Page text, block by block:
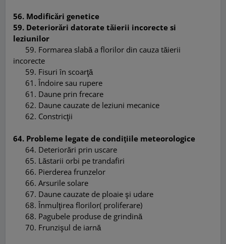
56. Modificări genetice
59. Deteriorări datorate tăierii incorecte si
leziunilor
59. Formarea slabă a florilor din cauza tăierii
incorecte
59. Fisuriîn scoarţă
61. Îndoire sau rupere
61. Daune prin frecare
62. Daune cauzate de leziuni mecanice
62. Constricţii
64. Probleme legate de condiţiile meteorologice
64. Deteriorări prin uscare
65. Lăstarii orbi pe trandafiri
66. Pierderea frunzelor
66. Arsurile solare
67. Daune cauzate de ploaie şi udare
68. Înmulţirea florilor( proliferare)
68. Pagubele produse de grindină
70. Frunzişul de iarnă